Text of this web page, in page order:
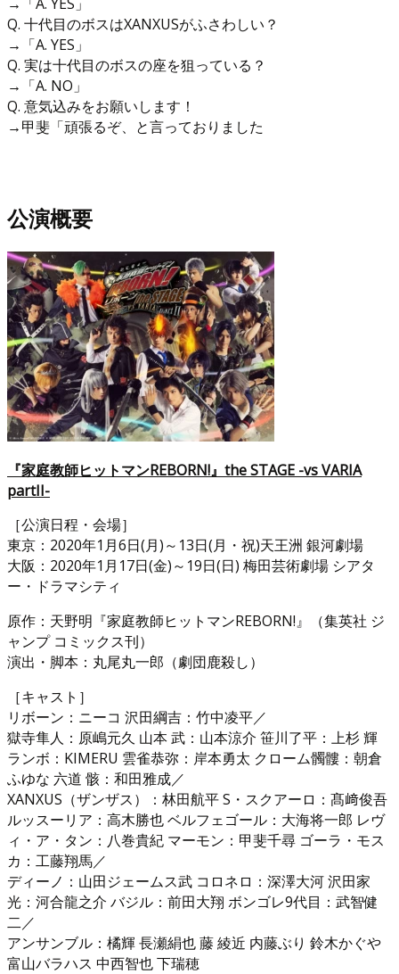
Q. 十代目のボスはXANXUSがふさわしい？
→「A. YES」
Q. 実は十代目のボスの座を狙っている？
→「A. NO」
Q. 意気込みをお願いします！
→甲斐「頑張るぞ、と言っておりました
公演概要
『家庭教師ヒットマンREBORN!』the STAGE -vs VARIA
partII-
［公演日程・会場］
東京：2020年1月6日(月)～13日(月・祝)天王洲 銀河劇場
大阪：2020年1月17日(金)～19日(日) 梅田芸術劇場 シアタ
ー・ドラマシティ
原作：天野明『家庭教師ヒットマンREBORN!』（集英社 ジ
ャンプ コミックス刊）
演出・脚本：丸尾丸一郎（劇団鹿殺し）
［キャスト］
リボーン：ニーコ 沢田綱吉：竹中凌平／
獄寺隼人：原嶋元久 山本 武：山本涼介 笹川了平：上杉 輝
ランボ：KIMERU 雲雀恭弥：岸本勇太 クローム髑髏：朝倉
ふゆな 六道 骸：和田雅成／
XANXUS（ザンザス）：林田航平 S・スクアーロ：髙﨑俊吾
ルッスーリア：高木勝也 ベルフェゴール：大海将一郎 レヴ
ィ・ア・タン：八巻貴紀 マーモン：甲斐千尋 ゴーラ・モス
カ：工藤翔馬／
ディーノ：山田ジェームス武 コロネロ：深澤大河 沢田家
光：河合龍之介 バジル：前田大翔 ボンゴレ9代目：武智健
二／
アンサンブル：橘輝 長瀬絹也 藤 綾近 内藤ぶり 鈴木かぐや
富山バラハス 中西智也 下瑞穂